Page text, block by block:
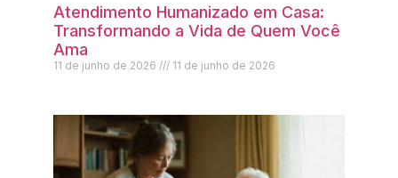
Atendimento Humanizado em Casa:
Transformando a Vida de Quem Você
Ama
11 de junho de 2026 11 de junho de 2026